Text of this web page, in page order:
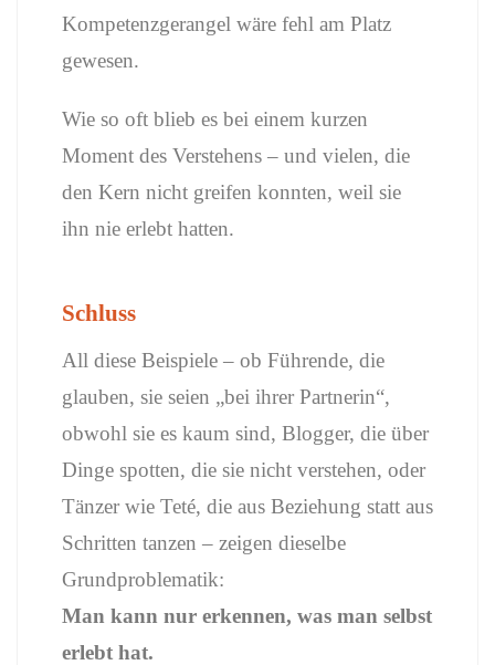
Kompetenzgerangel wäre fehl am Platz
gewesen.
Wie so oft blieb es bei einem kurzen
Moment des Verstehens – und vielen, die
den Kern nicht greifen konnten, weil sie
ihn nie erlebt hatten.
Schluss
All diese Beispiele – ob Führende, die
glauben, sie seien „bei ihrer Partnerin“,
obwohl sie es kaum sind, Blogger, die über
Dinge spotten, die sie nicht verstehen, oder
Tänzer wie Teté, die aus Beziehung statt aus
Schritten tanzen – zeigen dieselbe
Grundproblematik:
Man kann nur erkennen, was man selbst
erlebt hat.